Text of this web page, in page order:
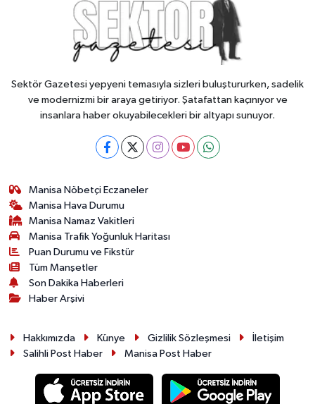
Sektör Gazetesi yepyeni temasıyla sizleri buluştururken, sadelik
ve modernizmi bir araya getiriyor. Şatafattan kaçınıyor ve
insanlara haber okuyabilecekleri bir altyapı sunuyor.
Manisa Nöbetçi Eczaneler
Manisa Hava Durumu
Manisa Namaz Vakitleri
Manisa Trafik Yoğunluk Haritası
Puan Durumu ve Fikstür
Tüm Manşetler
Son Dakika Haberleri
Haber Arşivi
Hakkımızda Künye Gizlilik Sözleşmesi
İletişim
Salihli Post Haber
Manisa Post Haber